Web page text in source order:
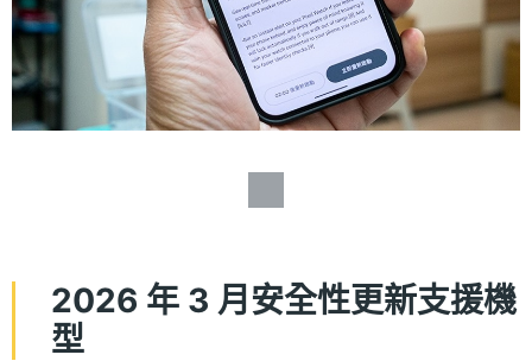
2026 年 3 月安全性更新支援機
型